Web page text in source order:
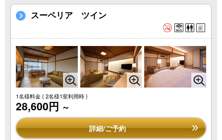
スーペリア ツイン
1名様料金( 2名様1室利用時 )
28,600円 ～
詳細/ご予約